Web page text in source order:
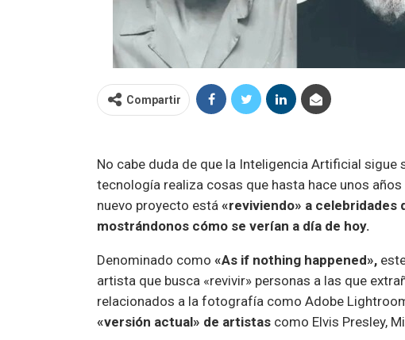
Compartir
No cabe duda de que la Inteligencia Artificial sigue
tecnología realiza cosas que hasta hace unos
nuevo proyecto está «reviviendo» a celebridades
mostrándonos cómo se verían a día de hoy.
Denominado como «As if nothing happened»,
artista que busca «revivir» personas a las que
relacionados a la fotografía como Adobe
«versión actual» de artistas como Elvis Presley,